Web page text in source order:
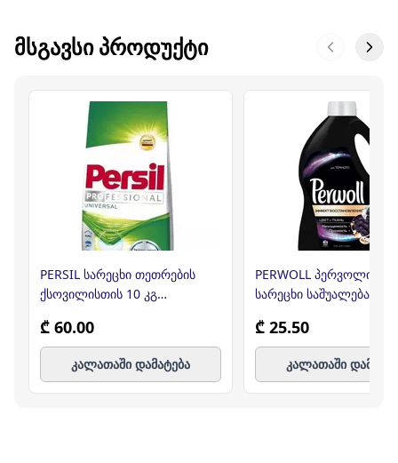
ᲛᲡᲒᲐᲕᲡᲘ ᲞᲠᲝᲓᲣᲥᲢᲘ
PERSIL სარეცხი თეთრების
ქსოვილისთის 10 კგ
₾ 60.00
კალათაში დამატება
PERWOLL პერვოლი
სარეცხი საშუალება შავი
₾ 25.50
კალათაში